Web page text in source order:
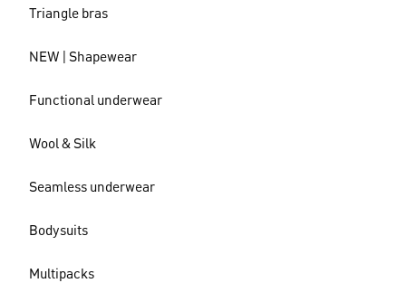
Triangle bras
NEW | Shapewear
Functional underwear
Wool & Silk
Seamless underwear
Bodysuits
Multipacks